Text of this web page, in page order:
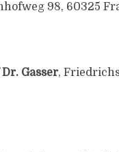
98, 60325
Gasser,